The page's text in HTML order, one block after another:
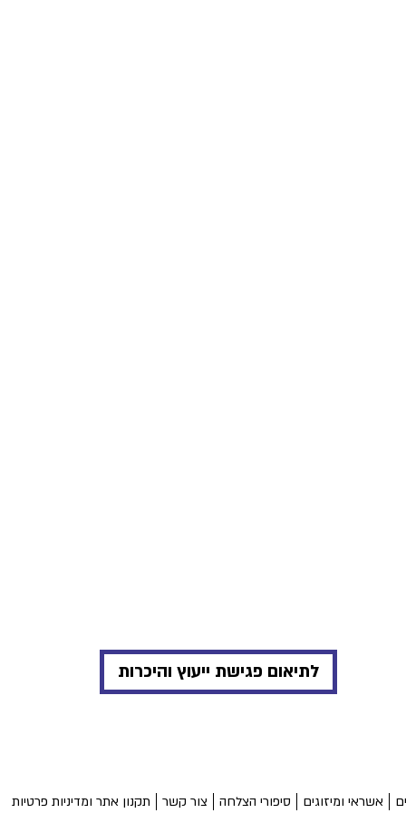
לתיאום פגישת ייעוץ והיכרות
אשראי ומיזוגים סיפורי הצלחה צור קשר תקנון אתר ומדיניות פרטיות